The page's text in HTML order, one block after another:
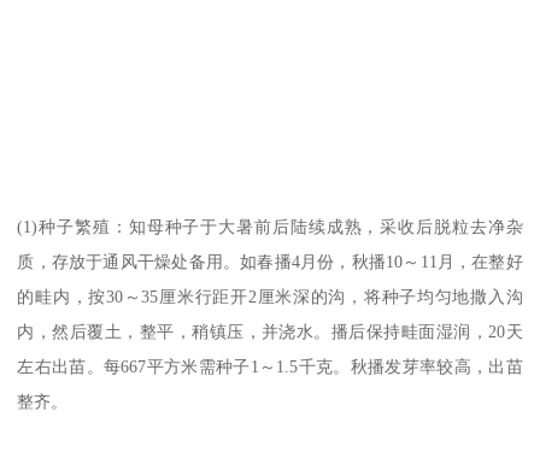
(1)种子繁殖：知母种子于大暑前后陆续成熟，采收后脱粒去净杂
质，存放于通风干燥处备用。如春播4月份，秋播10～11月，在整好
的畦内，按30～35厘米行距开2厘米深的沟，将种子均匀地撒入沟
内，然后覆土，整平，稍镇压，并浇水。播后保持畦面湿润，20天
左右出苗。每667平方米需种子1～1.5千克。秋播发芽率较高，出苗
整齐。